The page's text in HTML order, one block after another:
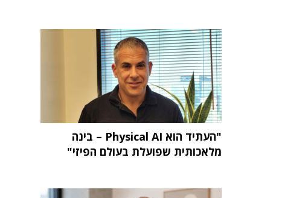
"העתיד הוא Physical AI – בינה
מלאכותית שפועלת בעולם הפיזי"